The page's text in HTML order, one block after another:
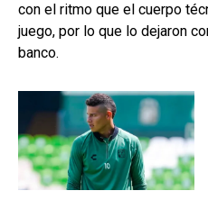
con el ritmo que el cuerpo
juego, por lo que lo dejaron
banco.